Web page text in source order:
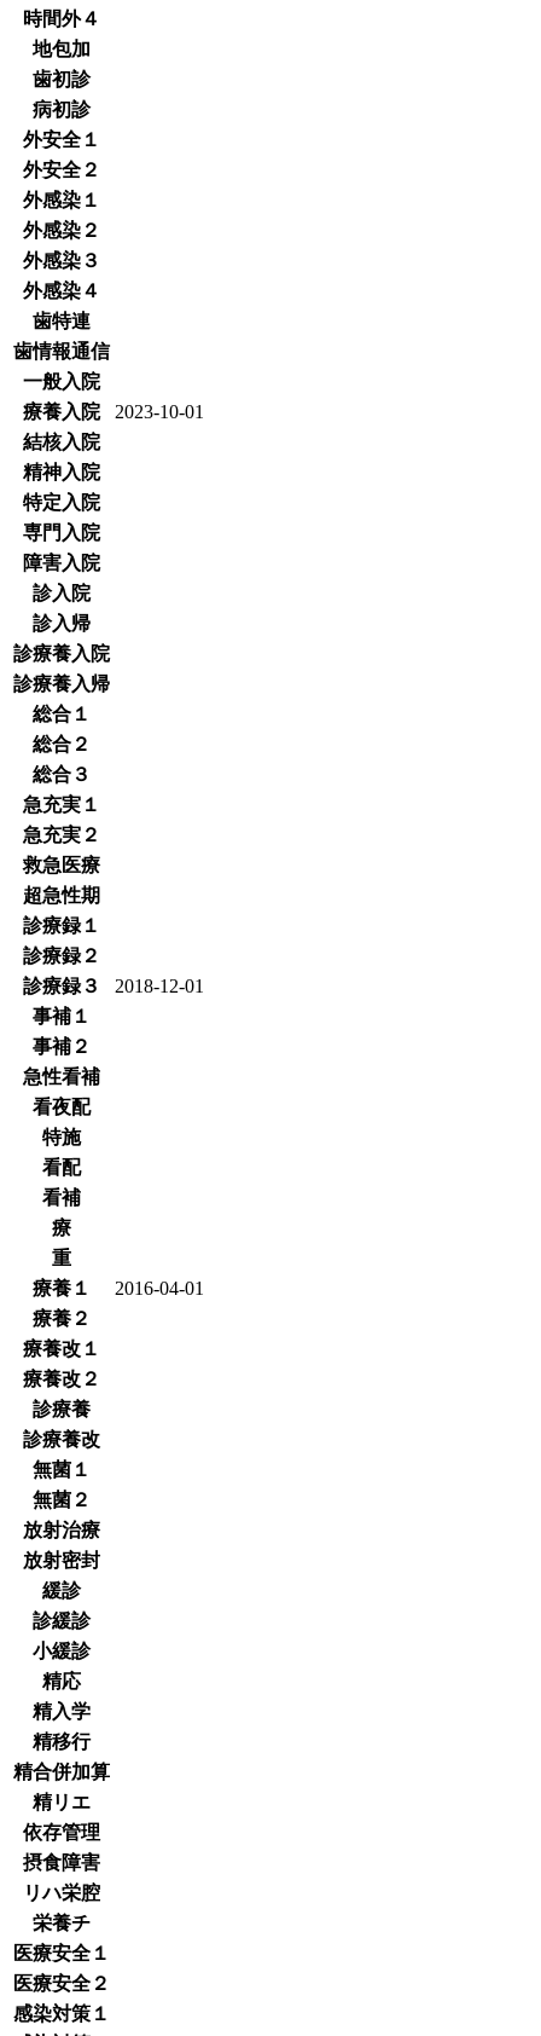
時間外４
地包加
歯初診
病初診
外安全１
外安全２
外感染１
外感染２
外感染３
外感染４
歯特連
歯情報通信
一般入院
療養入院
2023-10-01
結核入院
精神入院
特定入院
専門入院
障害入院
診入院
診入帰
診療養入院
診療養入帰
総合１
総合２
総合３
急充実１
急充実２
救急医療
超急性期
診療録１
診療録２
診療録３
2018-12-01
事補１
事補２
急性看補
看夜配
特施
看配
看補
療
重
療養１
2016-04-01
療養２
療養改１
療養改２
診療養
診療養改
無菌１
無菌２
放射治療
放射密封
緩診
診緩診
小緩診
精応
精入学
精移行
精合併加算
精リエ
依存管理
摂食障害
リハ栄腔
栄養チ
医療安全１
医療安全２
感染対策１